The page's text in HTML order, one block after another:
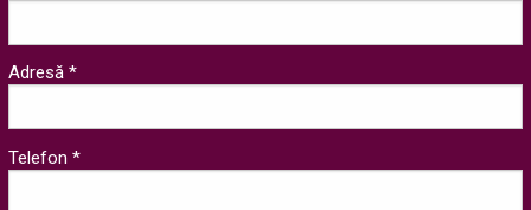
Adresă *
Telefon *